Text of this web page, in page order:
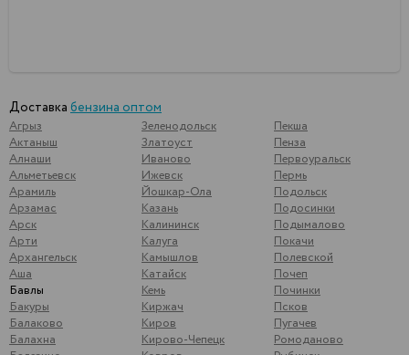
Доставка бензина оптом
Агрыз
Актаныш
Алнаши
Альметьевск
Арамиль
Арзамас
Арск
Арти
Архангельск
Аша
Бавлы
Бакуры
Балаково
Балахна
Зеленодольск
Златоуст
Иваново
Ижевск
Йошкар-Ола
Казань
Калининск
Калуга
Камышлов
Катайск
Кемь
Киржач
Киров
Кирово-Чепецк
Пекша
Пенза
Первоуральск
Пермь
Подольск
Подосинки
Подымалово
Покачи
Полевской
Почеп
Починки
Псков
Пугачев
Ромоданово